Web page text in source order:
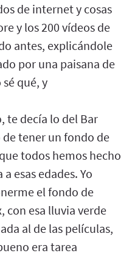
de internet y cosas
y los 200 vídeos de
antes, explicándole
por una paisana de
qué, y
te decía lo del Bar
tener un fondo de
todos hemos hecho
esas edades. Yo
el fondo de
con esa lluvia verde
al de las películas,
era tarea